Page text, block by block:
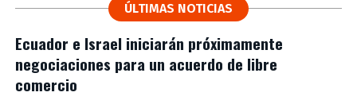
ÚLTIMAS NOTICIAS
Ecuador e Israel iniciarán próximamente
negociaciones para un acuerdo de libre
comercio